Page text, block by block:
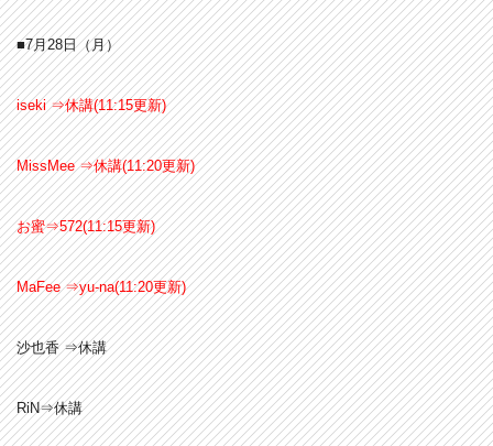
■7月28日（月）
iseki ⇒休講(11:15更新)
MissMee ⇒休講(11:20更新)
お蜜⇒572(11:15更新)
MaFee ⇒yu-na(11:20更新)
沙也香 ⇒休講
RiN⇒休講